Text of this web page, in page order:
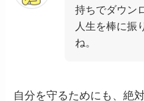
持ちでダウン
人生を棒に振
ね。
自分を守るためにも、絶